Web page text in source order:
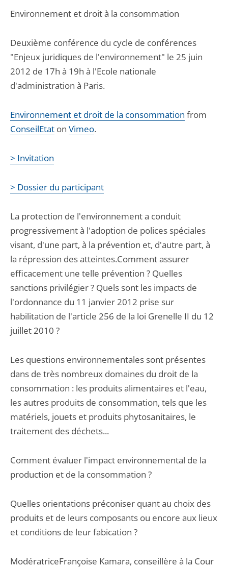
Environnement et droit à la consommation
Deuxième conférence du cycle de conférences
"Enjeux juridiques de l'environnement" le 25 juin
2012 de 17h à 19h à l'Ecole nationale
d'administration à Paris.
Environnement et droit de la consommation from
ConseilEtat on Vimeo.
> Invitation
> Dossier du participant
La protection de l'environnement a conduit
progressivement à l'adoption de polices spéciales
visant, d'une part, à la prévention et, d'autre part, à
la répression des atteintes.Comment assurer
efficacement une telle prévention ? Quelles
sanctions privilégier ? Quels sont les impacts de
l'ordonnance du 11 janvier 2012 prise sur
habilitation de l'article 256 de la loi Grenelle II du 12
juillet 2010 ?
Les questions environnementales sont présentes
dans de très nombreux domaines du droit de la
consommation : les produits alimentaires et l'eau,
les autres produits de consommation, tels que les
matériels, jouets et produits phytosanitaires, le
traitement des déchets...
Comment évaluer l'impact environnemental de la
production et de la consommation ?
Quelles orientations préconiser quant au choix des
produits et de leurs composants ou encore aux lieux
et conditions de leur fabication ?
ModératriceFrançoise Kamara, conseillère à la Cour